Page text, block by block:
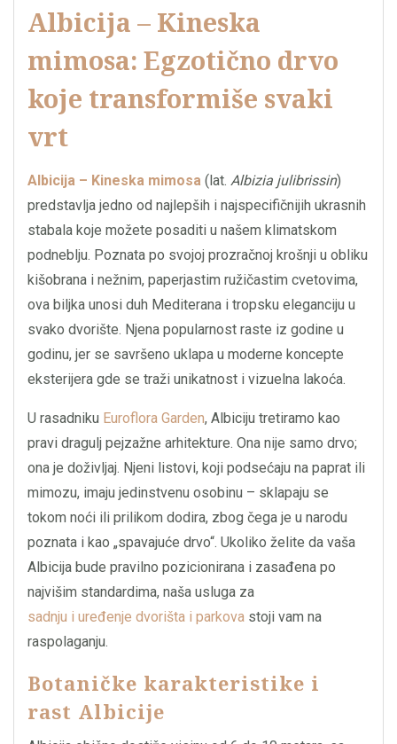
Albicija – Kineska
mimosa: Egzotično drvo
koje transformiše svaki
vrt
Albicija – Kineska mimosa (lat. Albizia julibrissin)
predstavlja jedno od najlepših i najspecifičnijih ukrasnih
stabala koje možete posaditi u našem klimatskom
podneblju. Poznata po svojoj prozračnoj krošnji u obliku
kišobrana i nežnim, paperjastim ružičastim cvetovima,
ova biljka unosi duh Mediterana i tropsku eleganciju u
svako dvorište. Njena popularnost raste iz godine u
godinu, jer se savršeno uklapa u moderne koncepte
eksterijera gde se traži unikatnost i vizuelna lakoća.
U rasadniku Euroflora Garden, Albiciju tretiramo kao
pravi dragulj pejzažne arhitekture. Ona nije samo drvo;
ona je doživljaj. Njeni listovi, koji podsećaju na paprat ili
mimozu, imaju jedinstvenu osobinu – sklapaju se
tokom noći ili prilikom dodira, zbog čega je u narodu
poznata i kao „spavajuće drvo“. Ukoliko želite da vaša
Albicija bude pravilno pozicionirana i zasađena po
najvišim standardima, naša usluga za
sadnju i uređenje dvorišta i parkova stoji vam na
raspolaganju.
Botaničke karakteristike i
rast Albicije